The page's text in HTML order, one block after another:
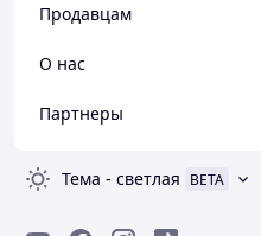
Продавцам
О нас
Партнеры
Тема - светлая BETA